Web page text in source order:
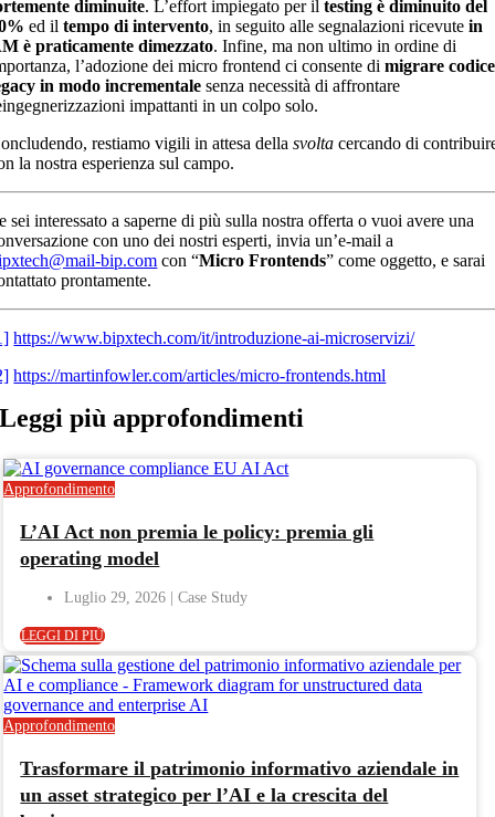
diminuite. L’effort impiegato per iltesting è diminuito del
ed iltempo di intervento, in seguito alle segnalazioni ricevutein
è praticamente dimezzato. Infine, ma non ultimo in ordine di
l’adozione dei micro frontend ci consente dimigrare codice
in modo incrementale senza necessità di affrontare
impattanti in un colpo solo.
restiamo vigili in attesa dellasvolta cercando di
la nostra esperienza sul campo.
sei interessato a saperne di più sulla nostra offerta o vuoi avere una
con uno dei nostri esperti, invia un’e-mail a
bip.com con “Micro Frontends” come oggetto, e sarai
prontamente.
https://www.bipxtech.com/it/introduzione-ai-microservizi/
https://martinfowler.com/articles/micro-frontends.html
Leggi piùapprofondimenti
Approfondimento
L’AI Act non premia le policy: premia gli
operating model
Luglio 29, 2026
LEGGI DI PIÙ
Approfondimento
Trasformare il patrimonio informativo aziendale in
un asset strategico per l’AI e la crescita del